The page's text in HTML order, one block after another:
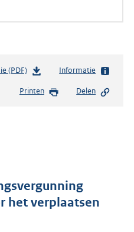
(PDF)b
s
r
o
Informatie
Printen Delen
het verplaatsen